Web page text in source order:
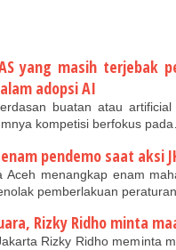
yang masih terjebak
adopsi AI
buatan atau
kompetisi berfokus
pendemo saat aksi
Aceh menangkap enam
pemberlakuan
Rizky Ridho minta
Rizky Ridho meminta